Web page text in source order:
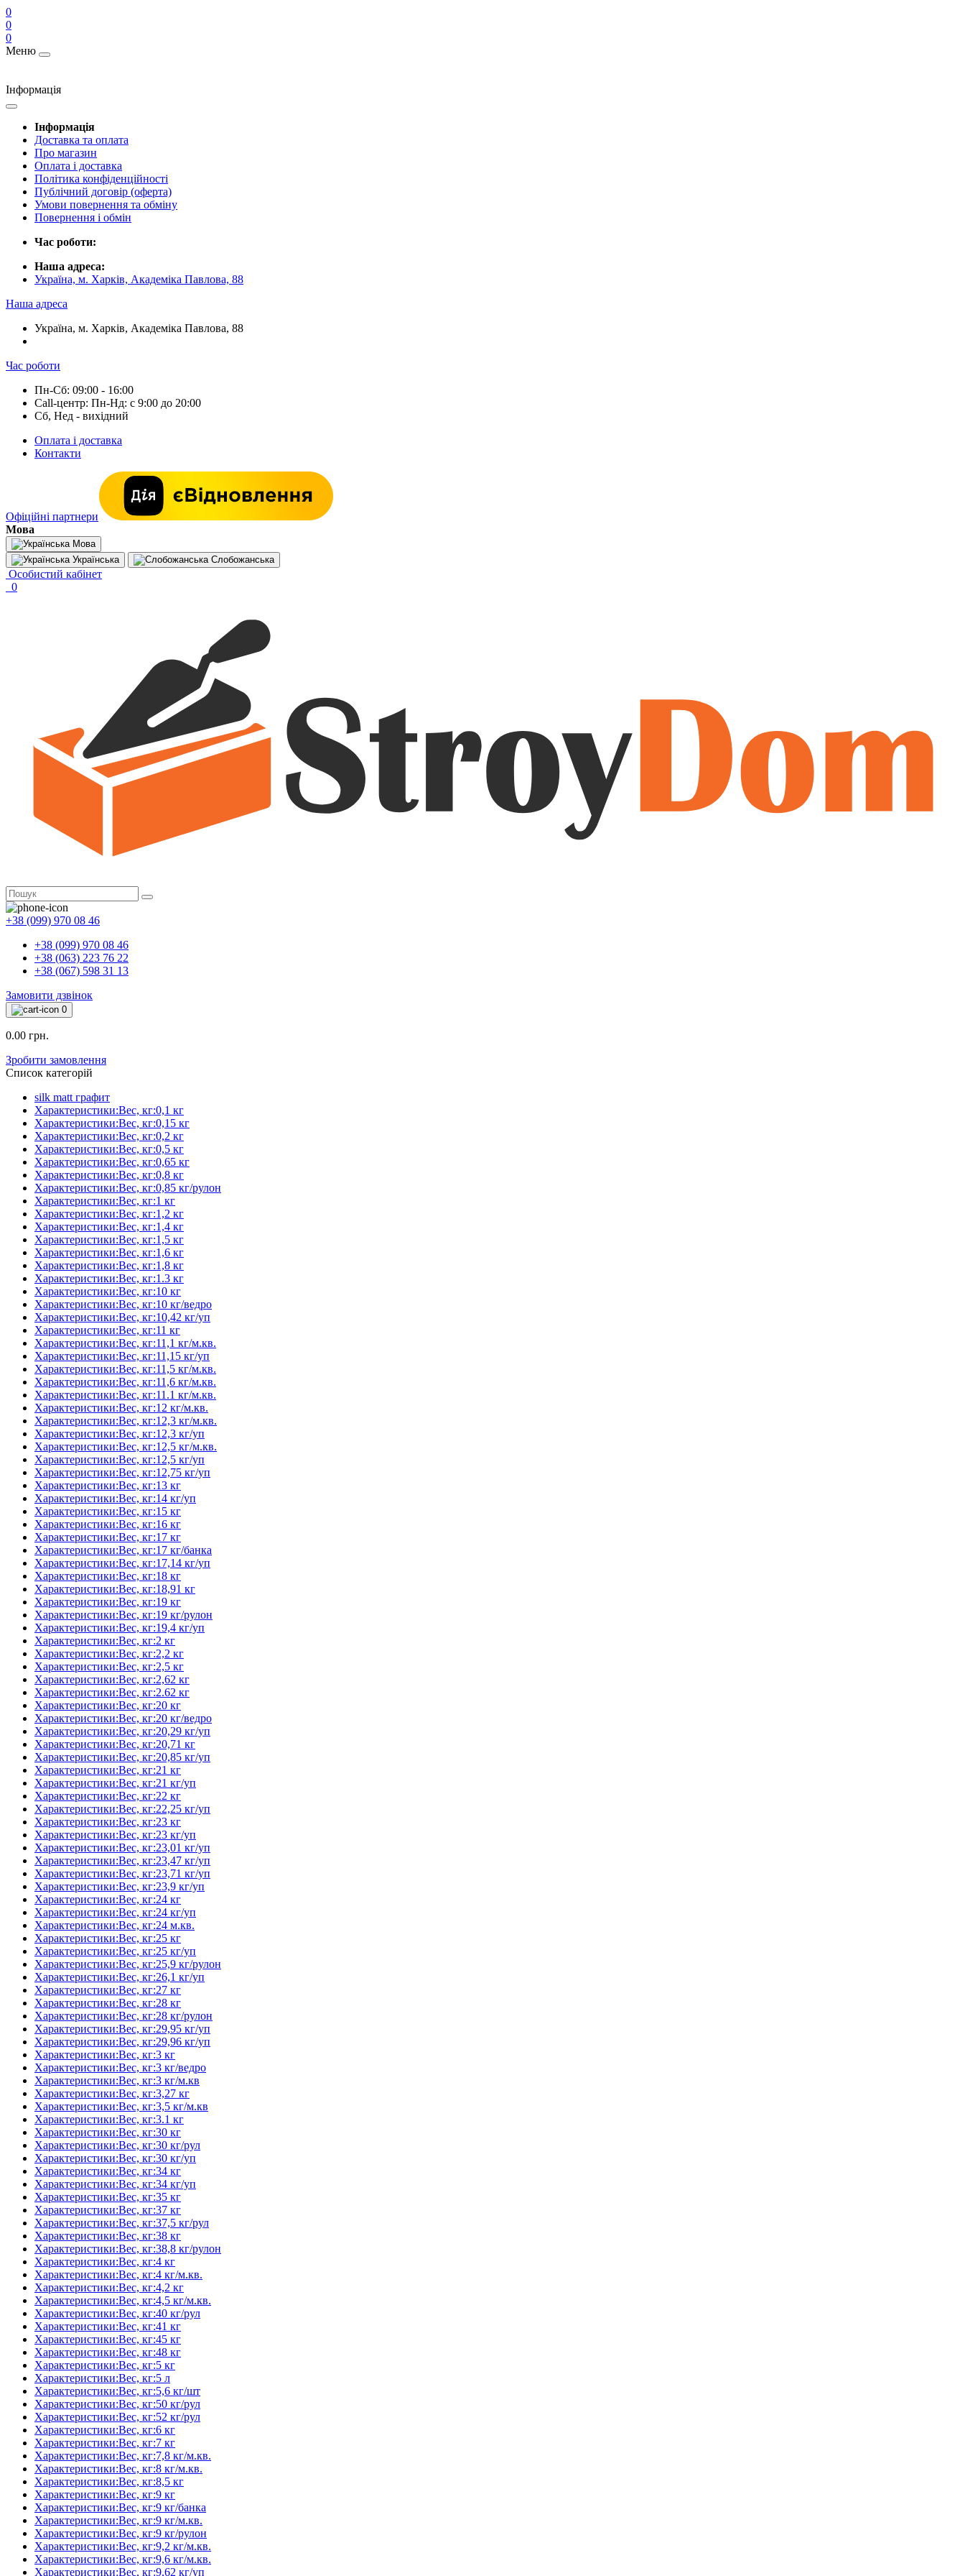
0
0
0
Меню
Інформація
Інформація
Доставка та оплата
Про магазин
Оплата і доставка
Політика конфіденційності
Публічний договір (оферта)
Умови повернення та обміну
Повернення і обмін
Час роботи:
Наша адреса:
Україна, м. Харків, Академіка Павлова, 88
Наша адреса
Україна, м. Харків, Академіка Павлова, 88
Час роботи
Пн-Сб: 09:00 - 16:00
Call-центр: Пн-Нд: с 9:00 до 20:00
Сб, Нед - вихідний
Оплата і доставка
Контакти
Офіційні партнери
Мова
Мова
Українська
Слобожанська
Особистий кабінет
0
+38 (099) 970 08 46
+38 (099) 970 08 46
+38 (063) 223 76 22
+38 (067) 598 31 13
Замовити дзвінок
0
0.00 грн.
Зробити замовлення
Список категорій
silk matt графит
Характеристики:Вес, кг:0,1 кг
Характеристики:Вес, кг:0,15 кг
Характеристики:Вес, кг:0,2 кг
Характеристики:Вес, кг:0,5 кг
Характеристики:Вес, кг:0,65 кг
Характеристики:Вес, кг:0,8 кг
Характеристики:Вес, кг:0,85 кг/рулон
Характеристики:Вес, кг:1 кг
Характеристики:Вес, кг:1,2 кг
Характеристики:Вес, кг:1,4 кг
Характеристики:Вес, кг:1,5 кг
Характеристики:Вес, кг:1,6 кг
Характеристики:Вес, кг:1,8 кг
Характеристики:Вес, кг:1.3 кг
Характеристики:Вес, кг:10 кг
Характеристики:Вес, кг:10 кг/ведро
Характеристики:Вес, кг:10,42 кг/уп
Характеристики:Вес, кг:11 кг
Характеристики:Вес, кг:11,1 кг/м.кв.
Характеристики:Вес, кг:11,15 кг/уп
Характеристики:Вес, кг:11,5 кг/м.кв.
Характеристики:Вес, кг:11,6 кг/м.кв.
Характеристики:Вес, кг:11.1 кг/м.кв.
Характеристики:Вес, кг:12 кг/м.кв.
Характеристики:Вес, кг:12,3 кг/м.кв.
Характеристики:Вес, кг:12,3 кг/уп
Характеристики:Вес, кг:12,5 кг/м.кв.
Характеристики:Вес, кг:12,5 кг/уп
Характеристики:Вес, кг:12,75 кг/уп
Характеристики:Вес, кг:13 кг
Характеристики:Вес, кг:14 кг/уп
Характеристики:Вес, кг:15 кг
Характеристики:Вес, кг:16 кг
Характеристики:Вес, кг:17 кг
Характеристики:Вес, кг:17 кг/банка
Характеристики:Вес, кг:17,14 кг/уп
Характеристики:Вес, кг:18 кг
Характеристики:Вес, кг:18,91 кг
Характеристики:Вес, кг:19 кг
Характеристики:Вес, кг:19 кг/рулон
Характеристики:Вес, кг:19,4 кг/уп
Характеристики:Вес, кг:2 кг
Характеристики:Вес, кг:2,2 кг
Характеристики:Вес, кг:2,5 кг
Характеристики:Вес, кг:2,62 кг
Характеристики:Вес, кг:2.62 кг
Характеристики:Вес, кг:20 кг
Характеристики:Вес, кг:20 кг/ведро
Характеристики:Вес, кг:20,29 кг/уп
Характеристики:Вес, кг:20,71 кг
Характеристики:Вес, кг:20,85 кг/уп
Характеристики:Вес, кг:21 кг
Характеристики:Вес, кг:21 кг/уп
Характеристики:Вес, кг:22 кг
Характеристики:Вес, кг:22,25 кг/уп
Характеристики:Вес, кг:23 кг
Характеристики:Вес, кг:23 кг/уп
Характеристики:Вес, кг:23,01 кг/уп
Характеристики:Вес, кг:23,47 кг/уп
Характеристики:Вес, кг:23,71 кг/уп
Характеристики:Вес, кг:23,9 кг/уп
Характеристики:Вес, кг:24 кг
Характеристики:Вес, кг:24 кг/уп
Характеристики:Вес, кг:24 м.кв.
Характеристики:Вес, кг:25 кг
Характеристики:Вес, кг:25 кг/уп
Характеристики:Вес, кг:25,9 кг/рулон
Характеристики:Вес, кг:26,1 кг/уп
Характеристики:Вес, кг:27 кг
Характеристики:Вес, кг:28 кг
Характеристики:Вес, кг:28 кг/рулон
Характеристики:Вес, кг:29,95 кг/уп
Характеристики:Вес, кг:29,96 кг/уп
Характеристики:Вес, кг:3 кг
Характеристики:Вес, кг:3 кг/ведро
Характеристики:Вес, кг:3 кг/м.кв
Характеристики:Вес, кг:3,27 кг
Характеристики:Вес, кг:3,5 кг/м.кв
Характеристики:Вес, кг:3.1 кг
Характеристики:Вес, кг:30 кг
Характеристики:Вес, кг:30 кг/рул
Характеристики:Вес, кг:30 кг/уп
Характеристики:Вес, кг:34 кг
Характеристики:Вес, кг:34 кг/уп
Характеристики:Вес, кг:35 кг
Характеристики:Вес, кг:37 кг
Характеристики:Вес, кг:37,5 кг/рул
Характеристики:Вес, кг:38 кг
Характеристики:Вес, кг:38,8 кг/рулон
Характеристики:Вес, кг:4 кг
Характеристики:Вес, кг:4 кг/м.кв.
Характеристики:Вес, кг:4,2 кг
Характеристики:Вес, кг:4,5 кг/м.кв.
Характеристики:Вес, кг:40 кг/рул
Характеристики:Вес, кг:41 кг
Характеристики:Вес, кг:45 кг
Характеристики:Вес, кг:48 кг
Характеристики:Вес, кг:5 кг
Характеристики:Вес, кг:5 л
Характеристики:Вес, кг:5,6 кг/шт
Характеристики:Вес, кг:50 кг/рул
Характеристики:Вес, кг:52 кг/рул
Характеристики:Вес, кг:6 кг
Характеристики:Вес, кг:7 кг
Характеристики:Вес, кг:7,8 кг/м.кв.
Характеристики:Вес, кг:8 кг/м.кв.
Характеристики:Вес, кг:8,5 кг
Характеристики:Вес, кг:9 кг
Характеристики:Вес, кг:9 кг/банка
Характеристики:Вес, кг:9 кг/м.кв.
Характеристики:Вес, кг:9 кг/рулон
Характеристики:Вес, кг:9,2 кг/м.кв.
Характеристики:Вес, кг:9,6 кг/м.кв.
Характеристики:Вес, кг:9,62 кг/уп